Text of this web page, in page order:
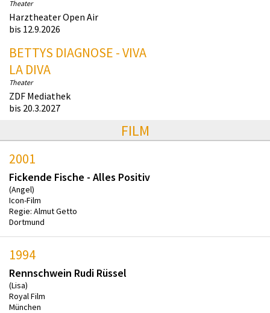
Theater
Harztheater Open Air
bis 12.9.2026
BETTYS DIAGNOSE - VIVA
LA DIVA
Theater
ZDF Mediathek
bis 20.3.2027
FILM
2001
Fickende Fische - Alles Positiv
(Angel)
Icon-Film
Regie: Almut Getto
Dortmund
1994
Rennschwein Rudi Rüssel
(Lisa)
Royal Film
München